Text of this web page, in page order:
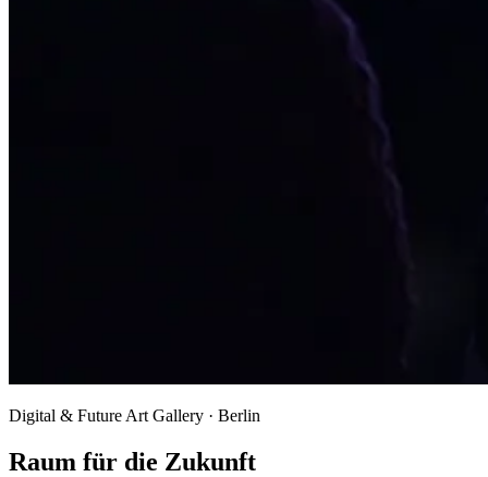
Digital & Future Art Gallery · Berlin
Raum für die Zukunft